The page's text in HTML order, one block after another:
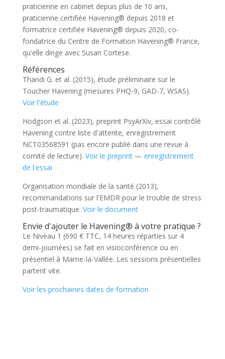
praticienne en cabinet depuis plus de 10 ans,
praticienne certifiée Havening® depuis 2018 et
formatrice certifiée Havening® depuis 2020, co-
fondatrice du Centre de Formation Havening® France,
qu'elle dirige avec Susan Cortese.
Références
Thandi G. et al. (2015), étude préliminaire sur le
Toucher Havening (mesures PHQ-9, GAD-7, WSAS).
Voir l'étude
Hodgson et al. (2023), preprint PsyArXiv, essai contrôlé
Havening contre liste d'attente, enregistrement
NCT03568591 (pas encore publié dans une revue à
comité de lecture). Voir le preprint— enregistrement
de l'essai
Organisation mondiale de la santé (2013),
recommandations sur l'EMDR pour le trouble de stress
post-traumatique. Voir le document
Envie d'ajouter le Havening® à votre pratique ?
Le Niveau 1 (690 € TTC, 14 heures réparties sur 4
demi-journées) se fait en visioconférence ou en
présentiel à Marne-la-Vallée. Les sessions présentielles
partent vite.
Voir les prochaines dates de formation